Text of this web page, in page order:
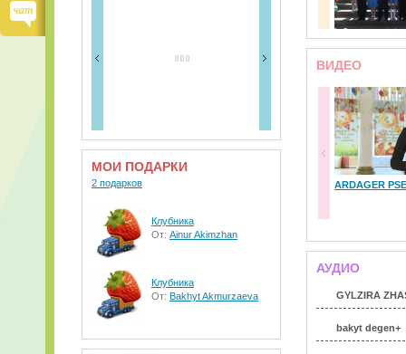
МОИ ПОДАРКИ
2 подарков
Клубника
От: Ainur Akimzhan
Клубника
От: Bakhyt Akmurzaeva
ВИДЕО
ARDAGER
АУДИО
GYLZIRA
bakyt degen+